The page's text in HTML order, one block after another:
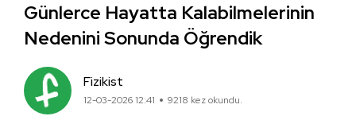
Günlerce Hayatta Kalabilmelerinin
Nedenini Sonunda Öğrendik
Fizikist
12-03-2026 12:41 9218 kez okundu.